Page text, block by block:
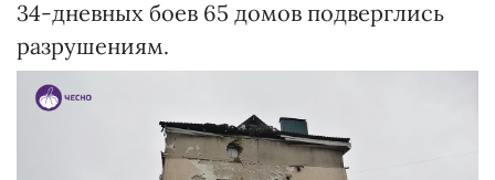
34-дневных боев 65 домов подверглись
разрушениям.